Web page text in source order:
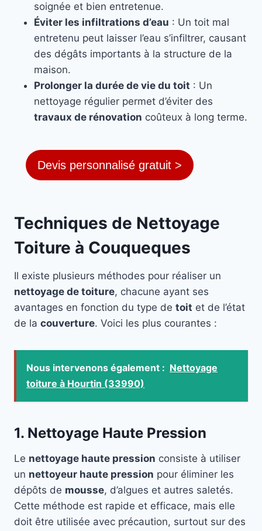
soignée et bien entretenue.
Éviter les infiltrations d’eau : Un toit mal
entretenu peut laisser l’eau s’infiltrer, causant
des dégâts importants à la structure de la
maison.
Prolonger la durée de vie du toit : Un
nettoyage régulier permet d’éviter des
travaux de rénovation coûteux à long terme.
Devis personnalisé gratuit >
Techniques de Nettoyage
Toiture à Couqueques
Il existe plusieurs méthodes pour réaliser un
nettoyage de toiture, chacune ayant ses
avantages en fonction du type de toit et de l’état
de la couverture. Voici les plus courantes :
Nous intervenons également : Nettoyage
toiture à Hourtin (33990)
1. Nettoyage Haute Pression
Le nettoyage haute pression consiste à utiliser
un nettoyeur haute pression pour éliminer les
dépôts de mousse, d’algues et autres saletés.
Cette méthode est rapide et efficace, mais elle
doit être utilisée avec précaution, surtout sur des